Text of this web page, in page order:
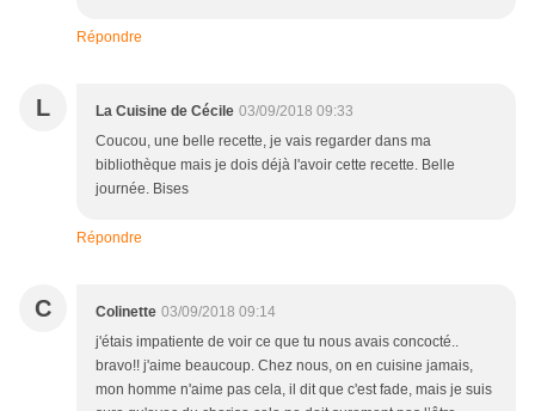
Répondre
L La Cuisine de Cécile 03/09/2018 09:33
Coucou, une belle recette, je vais regarder dans ma
bibliothèque mais je dois déjà l'avoir cette recette. Belle
journée. Bises
Répondre
C Colinette 03/09/2018 09:14
j'étais impatiente de voir ce que tu nous avais concocté..
bravo!! j'aime beaucoup. Chez nous, on en cuisine jamais,
mon homme n'aime pas cela, il dit que c'est fade, mais je suis